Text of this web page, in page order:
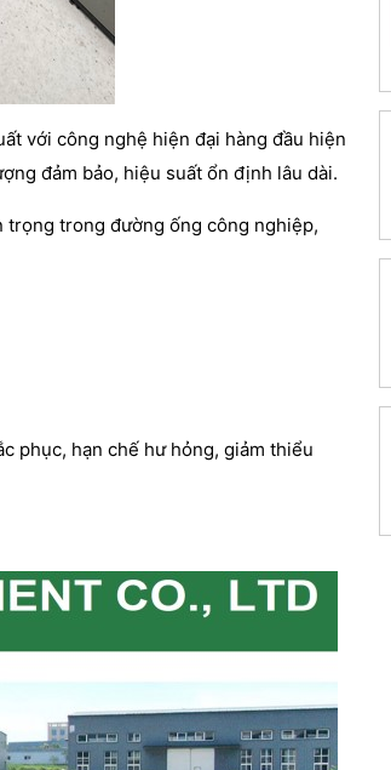
với công nghệ hiện đại hàng đầu hiện
đảm bảo, hiệu suất ổn định lâu dài.
trong đường ống công nghiệp,
phục, hạn chế hư hỏng, giảm thiểu